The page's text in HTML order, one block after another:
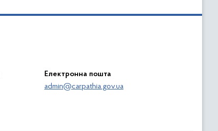
Електронна пошта
admin@carpathia.gov.ua